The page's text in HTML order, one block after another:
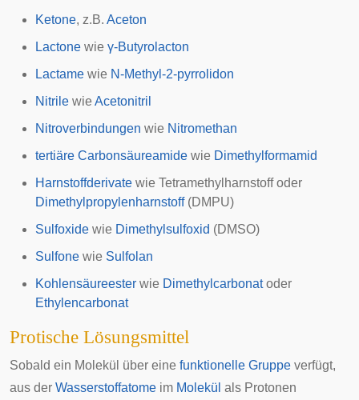
Ketone, z.B. Aceton
Lactone wie γ-Butyrolacton
Lactame wie N-Methyl-2-pyrrolidon
Nitrile wie Acetonitril
Nitroverbindungen wie Nitromethan
tertiäre Carbonsäureamide wie Dimethylformamid
Harnstoffderivate wie Tetramethylharnstoff oder
Dimethylpropylenharnstoff(DMPU)
Sulfoxide wie Dimethylsulfoxid (DMSO)
Sulfone wie Sulfolan
Kohlensäureester wie Dimethylcarbonatoder
Ethylencarbonat
Protische Lösungsmittel
Sobald ein Molekül über eine funktionelle Gruppe verfügt,
aus der Wasserstoffatome im Molekül als Protonen